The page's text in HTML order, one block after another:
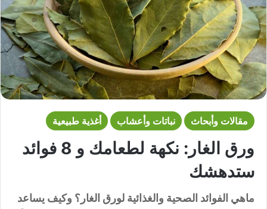
مقالات وأبحاث نباتات وأعشاب أغذية طبيعية
ورق الغار: نكهة لطعامك و 8 فوائد
ستدهشك
ماهي الفوائد الصحية والغذائية لورق الغار؟ وكيف يساعد